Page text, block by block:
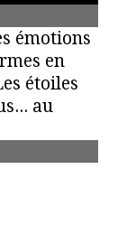
émotions
en
étoiles
au